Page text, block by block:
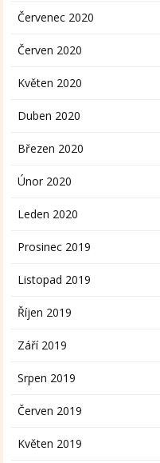
Červenec 2020
Červen 2020
Květen 2020
Duben 2020
Březen 2020
Únor 2020
Leden 2020
Prosinec 2019
Listopad 2019
Říjen 2019
Září 2019
Srpen 2019
Červen 2019
Květen 2019